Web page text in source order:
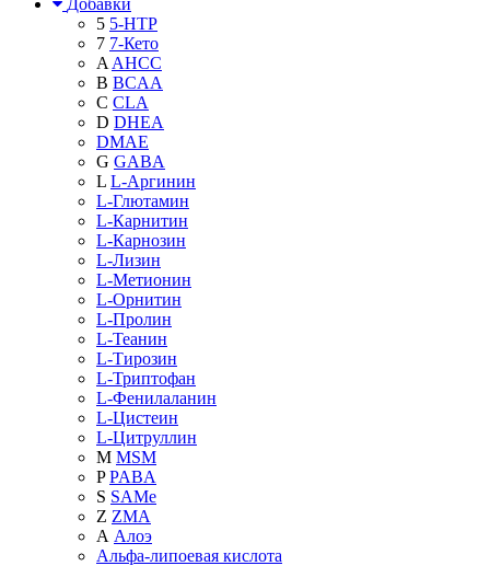
Добавки
5 5-HTP
7 7-Кето
A AHCC
B BCAA
C CLA
D DHEA
DMAE
G GABA
L L-Аргинин
L-Глютамин
L-Карнитин
L-Карнозин
L-Лизин
L-Метионин
L-Орнитин
L-Пролин
L-Теанин
L-Тирозин
L-Триптофан
L-Фенилаланин
L-Цистеин
L-Цитруллин
M MSM
P PABA
S SAMe
Z ZMA
А Алоэ
Альфа-липоевая кислота